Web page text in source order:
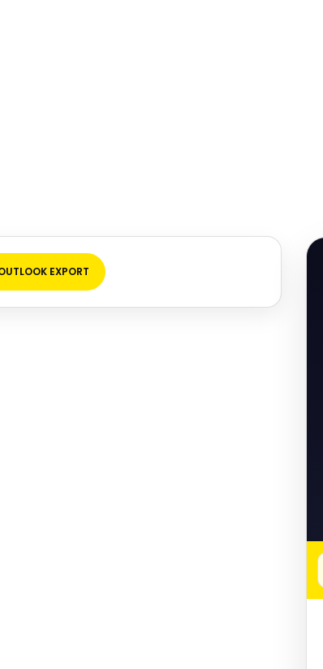
EXPORT